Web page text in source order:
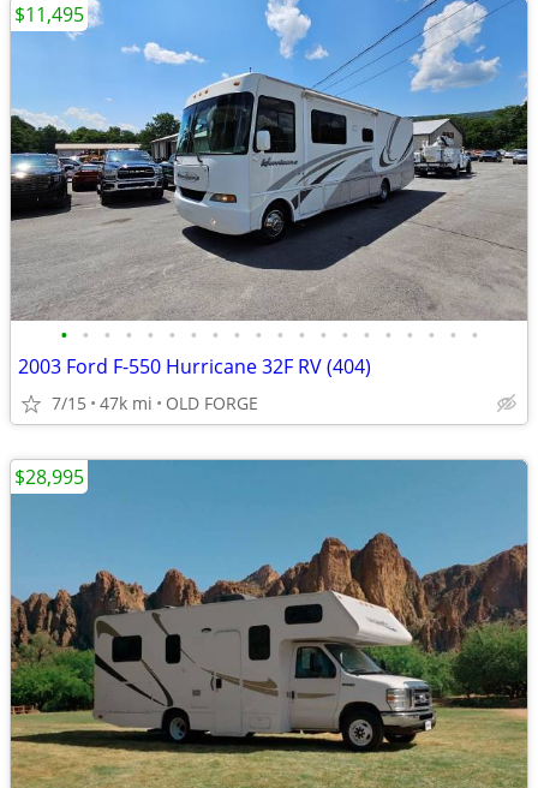
• • • • • • • • • • • • • • • • • • • •
2003 Ford F-550 Hurricane 32F RV (404)
7/15 47k mi OLD FORGE
$11,495
$28,995